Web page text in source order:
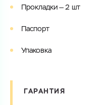
Прокладки — 2 шт
Паспорт
Упаковка
ГАРАНТИЯ